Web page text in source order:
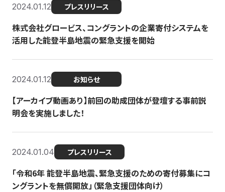
2024.01.12 プレスリリース
株式会社グロービス、コングラントの企業寄付システムを
活用した能登半島地震の緊急支援を開始
2024.01.12 お知らせ
【アーカイブ動画あり】前回の助成団体が登壇する事前説
明会を実施しました！
2024.01.04 プレスリリース
「令和6年 能登半島地震、緊急支援のための寄付募集にコ
ングラントを無償開放」（緊急支援団体向け）